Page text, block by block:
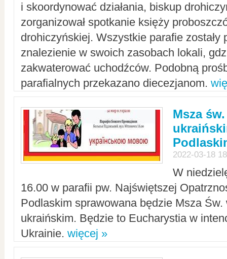
i skoordynować działania, biskup
zorganizował spotkanie księży
drohiczyńskiej. Wszystkie parafie zostały
znalezienie w swoich zasobach lokali,
zakwaterować uchodźców. Podobną
parafialnych przekazano diecezjanom.
Msza
2022-03-18
W
16.00 w parafii pw. Najświętszej
Podlaskim sprawowana będzie Msza Św.
ukraińskim. Będzie to Eucharystia w
Ukrainie. więcej »